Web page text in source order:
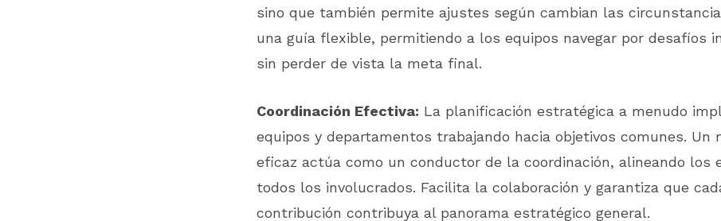
sino que también permite ajustes según cambian las
una guía flexible, permitiendo a los equipos navegar por desafíos
sin perder de vista la meta final.
Coordinación Efectiva: La planificación estratégica a menudo
equipos y departamentos trabajando hacia objetivos comunes. Un
eficaz actúa como un conductor de la coordinación, alineando los
todos los involucrados. Facilita la colaboración y garantiza que
contribución contribuya al panorama estratégico general.